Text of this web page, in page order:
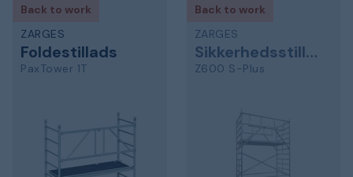
Back to work
ZARGES
Foldestillads
PaxTower 1T
Back to work
ZARGES
Sikkerhedsstilladser
Z600 S-Plus